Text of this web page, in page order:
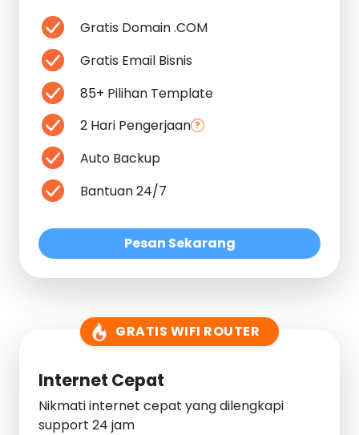
Gratis Domain .COM
Gratis Email Bisnis
85+ Pilihan Template
2 Hari Pengerjaan ?
Auto Backup
Bantuan 24/7
Pesan Sekarang
GRATIS WIFI ROUTER
Internet Cepat
Nikmati internet cepat yang dilengkapi
support 24 jam